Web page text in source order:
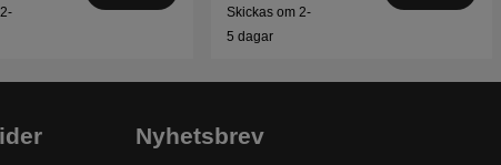
Skickas om 2-
5 dagar
Nyhetsbrev